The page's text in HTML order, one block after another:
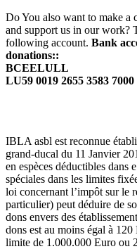
Do You also want to make a
and support us in our work?
following account. Bank
donations::
BCEELULL
LU59 0019 2655 3583 7000
IBLA asbl est reconnue
grand-ducal du 11 Janvier
en espèces déductibles dans
spéciales dans les limites
loi concernant l’impôt sur le
particulier) peut déduire de
dons envers des
dons est au moins égal à
limite de 1.000.000 Euro ou